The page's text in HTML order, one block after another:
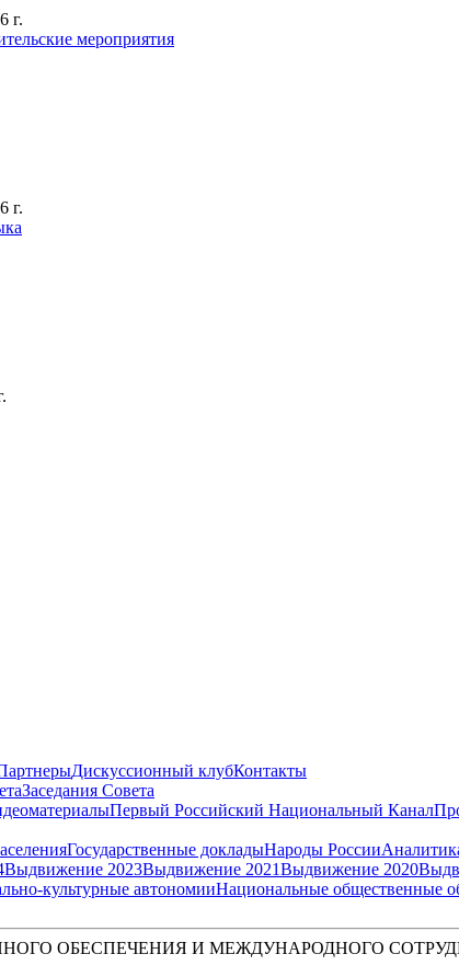
г.
мероприятия
г.
Дискуссионный клубКонтакты
Заседания Совета
Первый Российский Национальный Канал
Государственные докладыНароды России
Выдвижение 2023Выдвижение 2021Выдвижение 2020
культурные автономииНациональные общественные
ОБЕСПЕЧЕНИЯ И МЕЖДУНАРОДНОГО